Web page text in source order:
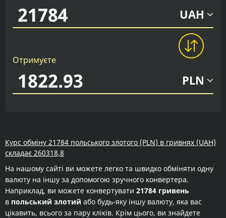
UAH
Отримуєте
PLN
Курс обміну 21784 польського злотого (PLN) в гривнях (UAH)
складає 260318,8
На нашому сайті ви можете легко та швидко обміняти одну
валюту на іншу за допомогою зручного конвертера.
Наприклад, ви можете конвертувати 21784 гривень
в польський злотий або будь-яку іншу валюту, яка вас
цікавить, всього за пару кліків. Крім цього, ви знайдете